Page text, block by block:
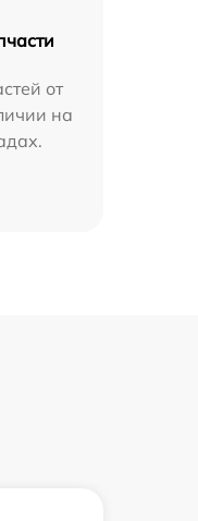
от
на